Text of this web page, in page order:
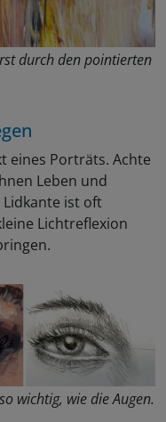
durch den pointierten
eines Porträts. Achte
Leben und
ist oft
Lichtreflexion
wichtig, wie die Augen.